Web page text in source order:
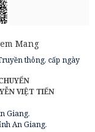
thông, cấp ngày
VIỆT TIẾN
Giang.
An Giang.